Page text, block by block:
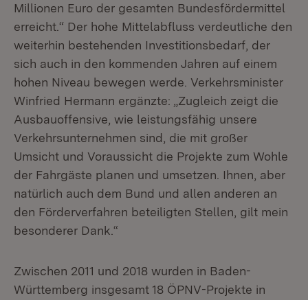
Millionen Euro der gesamten Bundesfördermittel
erreicht.“ Der hohe Mittelabfluss verdeutliche den
weiterhin bestehenden Investitionsbedarf, der
sich auch in den kommenden Jahren auf einem
hohen Niveau bewegen werde. Verkehrsminister
Winfried Hermann ergänzte: „Zugleich zeigt die
Ausbauoffensive, wie leistungsfähig unsere
Verkehrsunternehmen sind, die mit großer
Umsicht und Voraussicht die Projekte zum Wohle
der Fahrgäste planen und umsetzen. Ihnen, aber
natürlich auch dem Bund und allen anderen an
den Förderverfahren beteiligten Stellen, gilt mein
besonderer Dank.“
Zwischen 2011 und 2018 wurden in Baden-
Württemberg insgesamt 18 ÖPNV-Projekte in